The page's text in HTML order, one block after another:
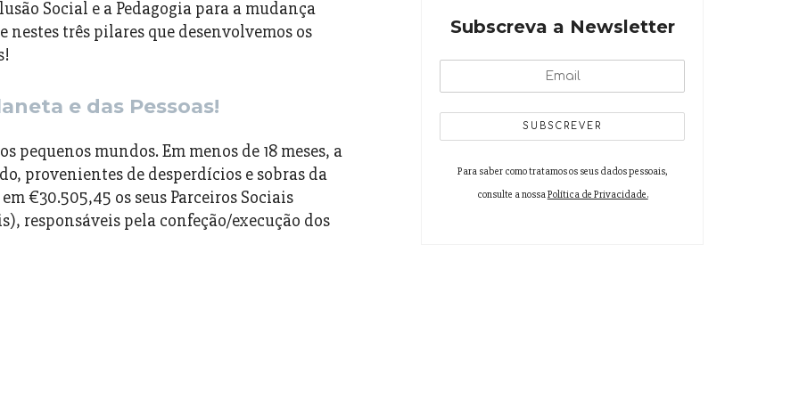
Social e a Pedagogia para a mudança
nestes três pilares que desenvolvemos os
e das Pessoas!
pequenos mundos. Em menos de 18 meses, a
provenientes de desperdícios e sobras da
€30.505,45 os seus Parceiros Sociais
responsáveis pela confeção/execução dos
CoLAB VINES&WINES/ADVID
Subscreva a Newsletter
Para saber como tratamos os seus dados pessoais,
consulte a nossaPolítica de Privacidade.